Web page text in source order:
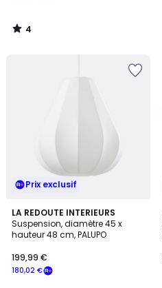
4
/
Prix exclusif
LA REDOUTE INTERIEURS
Suspension, diamètre 45 x
hauteur 48 cm, PALUPO
180,02 €
199,99 €